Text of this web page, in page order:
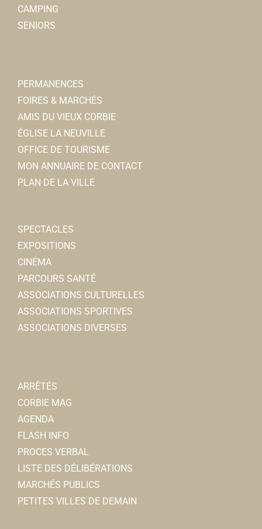
CAMPING
SENIORS
PERMANENCES
FOIRES & MARCHÉS
AMIS DU VIEUX CORBIE
ÉGLISE LA NEUVILLE
OFFICE DE TOURISME
MON ANNUAIRE DE CONTACT
PLAN DE LA VILLE
SPECTACLES
EXPOSITIONS
CINÉMA
PARCOURS SANTÉ
ASSOCIATIONS CULTURELLES
ASSOCIATIONS SPORTIVES
ASSOCIATIONS DIVERSES
ARRÊTÉS
CORBIE MAG
AGENDA
FLASH INFO
PROCES VERBAL
LISTE DES DÉLIBÉRATIONS
MARCHÉS PUBLICS
PETITES VILLES DE DEMAIN